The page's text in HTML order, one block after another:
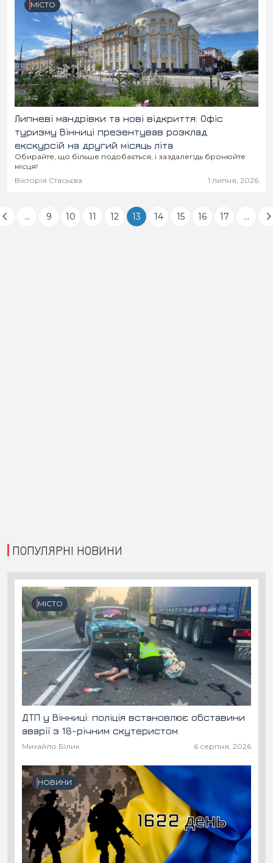
МІСТО
Липневі мандрівки та нові відкриття: Офіс
туризму Вінниці презентував розклад
екскурсій на другий місяць літа
Обирайте, що більше подобається, і заздалегідь бронюйте
місця!
Вікторія Стасьєва
1 липня, 2026
... 9 10 11 12 13 14 15 16 17 ...
ПОПУЛЯРНІ НОВИНИ
МІСТО
ДТП у Вінниці: поліція встановлює обставини
аварії з 18-річним скутеристом
Михайло Білик 6 серпня, 2026
НОВИНИ